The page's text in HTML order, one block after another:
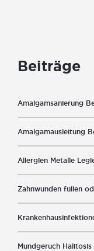
Patienten
aus
der
Schweiz
FAQ
Beiträge
Amalgamsanierung
Amalgamausleitung
Allergien Metalle
Zahnwunden füllen
Mundgeruch